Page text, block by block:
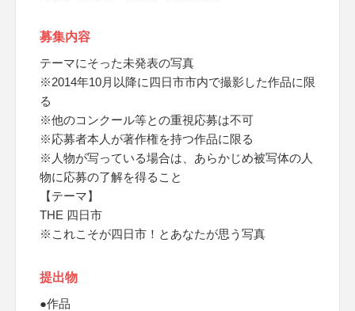
募集内容
テーマにそった未発表の写真
※2014年10月以降に四日市市内で撮影した作品に限
る
※他のコンクール等との重視応募は不可
※応募者本人が著作権を持つ作品に限る
※人物が写っている場合は、あらかじめ被写体の人
物に応募の了解を得ること
【テーマ】
THE 四日市
※これこそが四日市！とあなたが思う写真
提出物
●作品